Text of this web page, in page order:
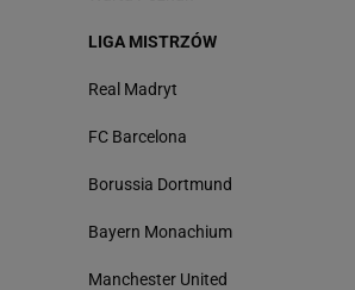
LIGA MISTRZÓW
Real Madryt
FC Barcelona
Borussia Dortmund
Bayern Monachium
Manchester United